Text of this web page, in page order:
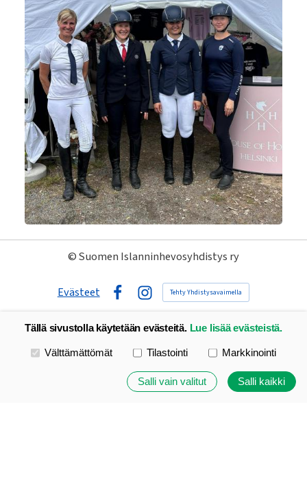
©Suomen Islanninhevosyhdistys ry
Evästeet
Tehty Yhdistysavaimella
Tällä sivustolla käytetään evästeitä. Lue lisää evästeistä.
Valitse käytettävät evästeet
Välttämättömät Tilastointi Markkinointi
Salli vain valitut Salli kaikki